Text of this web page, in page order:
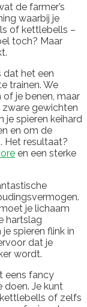
de farmer’s
waarbij je
of kettlebells –
toch? Maar
dat het een
trainen. We
of je benen, maar
gewichten
je spieren keihard
en om de
Het resultaat?
en een sterke
je lichaam
hartslag
spieren flink in
dat je
wordt.
eens fancy
doen. Je kunt
of zelfs